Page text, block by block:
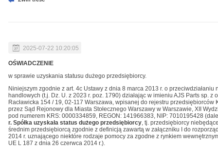
2025-07-22 10:20:05
OŚWIADCZENIE
w sprawie uzyskania statusu dużego przedsiębiorcy.
Niniejszym zgodnie z art. 4c Ustawy z dnia 8 marca 2013 r. o
handlowych (t.j. Dz. U. z 2023 r. poz. 1790) działając w imieniu AJS Parts sp.
Racławicka 154 / 19, 02-117 Warszawa, wpisanej do rejestru
przez Sąd Rejonowy dla Miasta Stołecznego Warszawy w Warszawie, XII
pod numerem KRS: 0000334859, REGON: 141966383, NIP: 7010195428
r. Spółka uzyskała status dużego przedsiębiorcy, tj. przedsiębiorcy
średnim przedsiębiorcą zgodnie z definicją zawartą w załączniku I do
2014 r. uznającego niektóre rodzaje pomocy za zgodne z rynkiem
UE L 187 z dnia 26 czerwca 2014 r.).